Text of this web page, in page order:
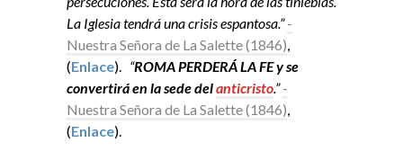
La Iglesia tendrá una crisis espantosa.” -
Nuestra Señora de La Salette (1846),
(Enlace). “ROMA PERDERÁ LA FE y se
convertirá en la sede delanticristo.” -
Nuestra Señora de La Salette (1846),
(Enlace).